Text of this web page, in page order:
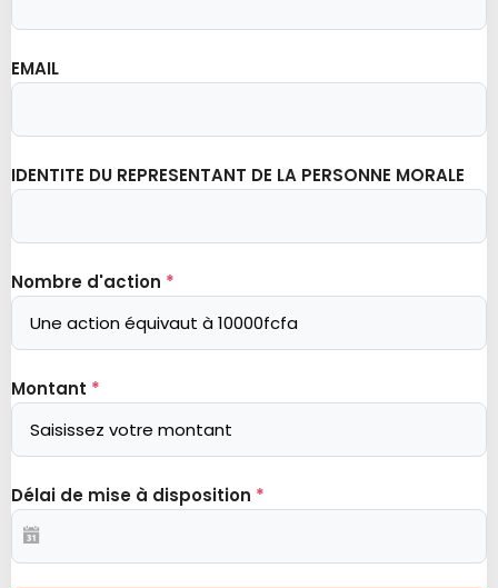
EMAIL
IDENTITE DU REPRESENTANT DE LA PERSONNE MORALE
Nombre d'action *
Montant *
Délai de mise à disposition *